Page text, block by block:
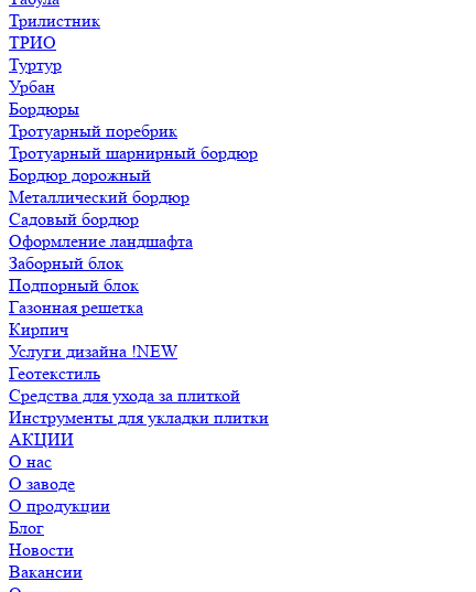
Трилистник
ТРИО
Туртур
Урбан
Бордюры
Тротуарный поребрик
Тротуарный шарнирный бордюр
Бордюр дорожный
Металлический бордюр
Садовый бордюр
Оформление ландшафта
Заборный блок
Подпорный блок
Газонная решетка
Кирпич
Услуги дизайна !NEW
Геотекстиль
Средства для ухода за плиткой
Инструменты для укладки плитки
АКЦИИ
О нас
О заводе
О продукции
Блог
Новости
Вакансии